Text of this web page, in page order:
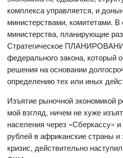
комплекса управляется, и
министерствами, комитетами.
министерства, планирующие
Стратегическое
федерального закона, который
решения на основании
определению тех или иных
Изъятие рыночной экономикой
мой взгляд, ничем не хуже
населения через «Сберкассу»
рублей в африканские страны
кризис, действительно